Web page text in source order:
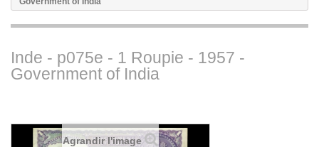
Inde - p075e - 1 Roupie - 1957 -
Government of India
Agrandir l'image